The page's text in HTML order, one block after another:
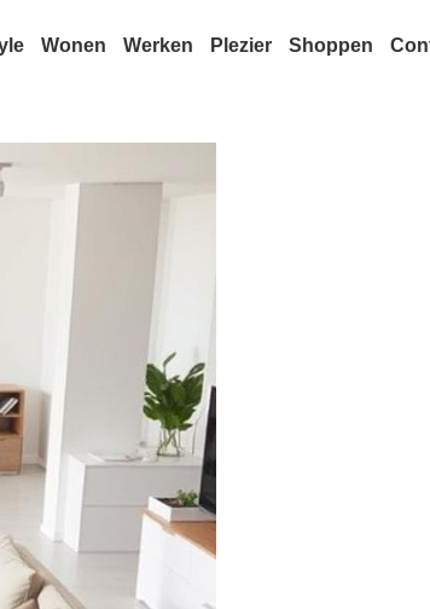
Wonen Werken Plezier Shoppen